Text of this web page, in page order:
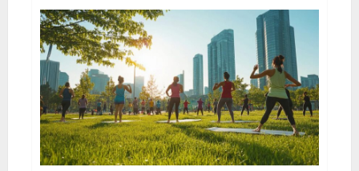
Descubre
las
tendencias
en
estilo
de
vida
que
están
marcando
el
camino
a
seguir